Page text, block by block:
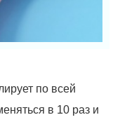
по всей
в 10 раз и